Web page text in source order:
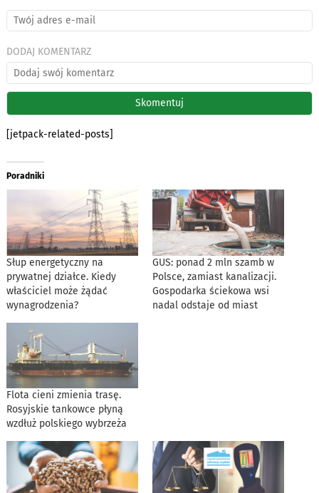
DODAJ KOMENTARZ
[jetpack-related-posts]
Poradniki
Słup energetyczny na
prywatnej działce. Kiedy
właściciel może żądać
wynagrodzenia?
GUS: ponad 2 mln szamb w
Polsce, zamiast kanalizacji.
Gospodarka ściekowa wsi
nadal odstaje od miast
Flota cieni zmienia trasę.
Rosyjskie tankowce płyną
wzdłuż polskiego wybrzeża